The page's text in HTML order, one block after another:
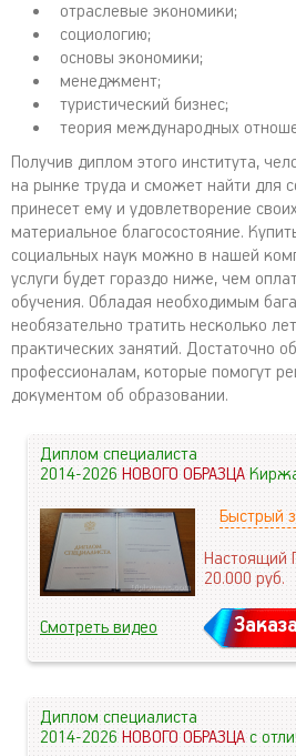
отраслевые экономики;
социологию;
основы экономики;
менеджмент;
туристический бизнес;
теория международных
Получив диплом этого института,
на рынке труда и сможет найти для
принесет ему и удовлетворение
материальное благосостояние.
социальных наук можно в нашей
услуги будет гораздо ниже, чем
обучения. Обладая необходимым
необязательно тратить несколько
практических занятий. Достаточно
профессионалам, которые помогут
документом об образовании.
Диплом специалиста
2014-2026НОВОГО ОБРАЗЦА
Быстрый
Настоящий
20.000руб.
Смотреть видео
Диплом специалиста
2014-2026НОВОГО ОБРАЗЦАс